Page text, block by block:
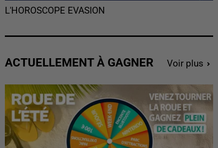
L'HOROSCOPE EVASION
ACTUELLEMENT À GAGNER Voir plus